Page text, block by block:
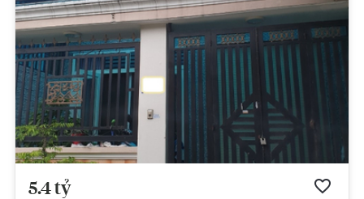
5.4 tỷ